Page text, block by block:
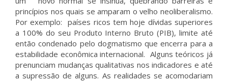
princípios nos quais se amparam o velho neoliberalismo.
Por exemplo: países ricos tem hoje dívidas superiores
a 100% do seu Produto Interno Bruto (PIB), limite até
então condenado pelo dogmatismo que encerra para a
estabilidade econômica internacional. Alguns teóricos já
prenunciam mudanças qualitativas nos indicadores e até
a supressão de alguns. As realidades se acomodariam